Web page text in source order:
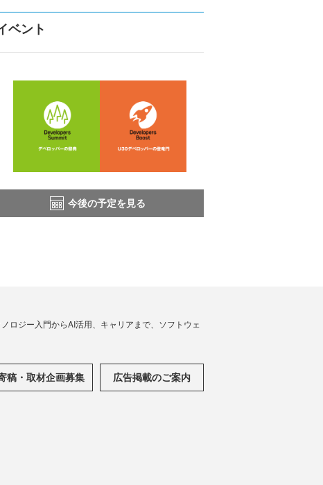
ベント
今後の予定を見る
ロジー入門からAI活用、キャリアまで、ソフトウェ
稿・取材企画募集 広告掲載のご案内